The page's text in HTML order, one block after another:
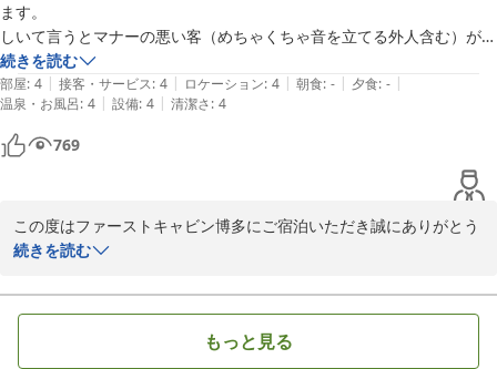
ます。
しいて言うとマナーの悪い客（めちゃくちゃ音を立てる外人含む）が多
い気がします。
続きを読む
部屋: 4 | 接客・サービス: 4 | ロケーション: 4 | 朝食: - | 夕食: - |
温泉・お風呂: 4 | 設備: 4 | 清潔さ: 4
769
この度はファーストキャビン博多にご宿泊いただき誠にありがとう
ございます。
当館の大浴場等についてご満足いただけたようで大変嬉しく思いま
す。一方で、音に関する問題につきましては、完全に防ぐことは難
しい現状ではございます。今一度チェックイン時の注意喚起や定期
続きを読む
もっと見る